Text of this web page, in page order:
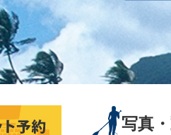
写真